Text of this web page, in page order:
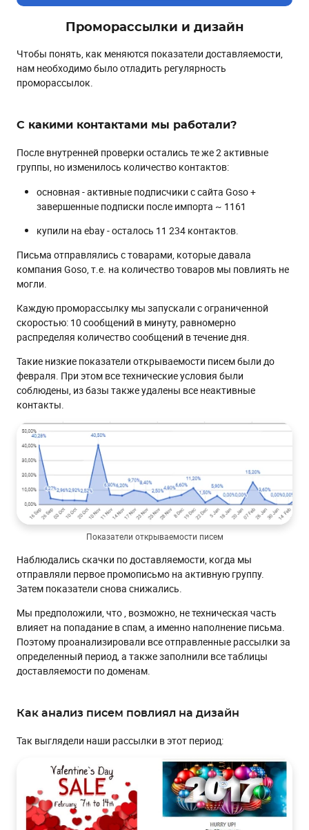
Проморассылки и дизайн
Чтобы понять, как меняются показатели доставляемости,
нам необходимо было отладить регулярность
проморассылок.
С какими контактами мы работали?
После внутренней проверки остались те же 2 активные
группы, но изменилось количество контактов:
основная - активные подписчики с сайта Goso +
завершенные подписки после импорта ~ 1161
купили на ebay - осталось 11 234 контактов.
Письма отправлялись с товарами, которые давала
компания Goso, т.е. на количество товаров мы повлиять не
могли.
Каждую проморассылку мы запускали с ограниченной
скоростью: 10 сообщений в минуту, равномерно
распределяя количество сообщений в течение дня.
Такие низкие показатели открываемости писем были до
февраля. При этом все технические условия были
соблюдены, из базы также удалены все неактивные
контакты.
Показатели открываемости писем
Наблюдались скачки по доставляемости, когда мы
отправляли первое промописьмо на активную группу.
Затем показатели снова снижались.
Мы предположили, что , возможно, не техническая часть
влияет на попадание в спам, а именно наполнение письма.
Поэтому проанализировали все отправленные рассылки за
определенный период, а также заполнили все таблицы
доставляемости по доменам.
Как анализ писем повлиял на дизайн
Так выглядели наши рассылки в этот период: